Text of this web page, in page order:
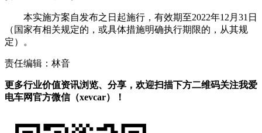
本实施方案自发布之日起施行，有效期至2022年12月31日
（国家有相关规定的，或具体措施明确执行期限的，从其规
定）。
责任编辑：林音
更多行业价值资讯浏览、分享，欢迎扫描下方二维码关注我爱
电车网官方微信（xevcar）！